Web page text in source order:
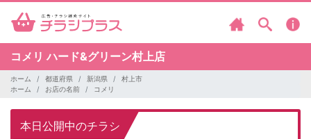
コメリハード&グリーン村上店
ホーム 都道府県 新潟県
村上市
ホーム
お店の名前 コメリ
本日公開中のチラシ